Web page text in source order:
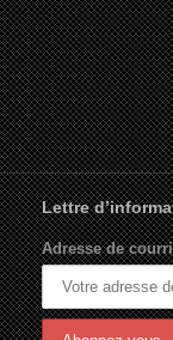
Lettre
Adresse de